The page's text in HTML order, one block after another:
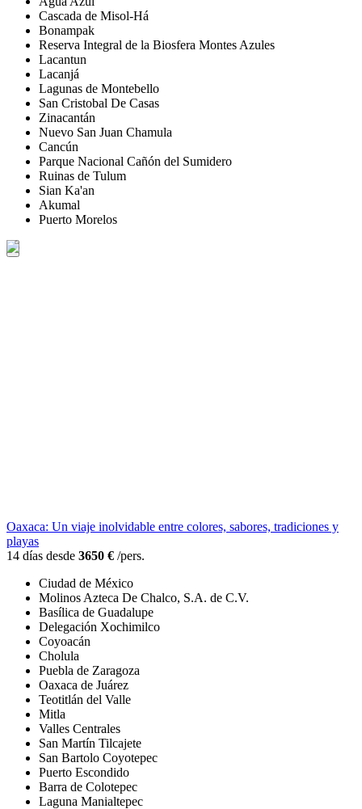
Cascada de Misol-Há
Bonampak
Reserva Integral de la Biosfera Montes Azules
Lacantun
Lacanjá
Lagunas de Montebello
San Cristobal De Casas
Zinacantán
Nuevo San Juan Chamula
Cancún
Parque Nacional Cañón del Sumidero
Ruinas de Tulum
Sian Ka'an
Akumal
Puerto Morelos
Oaxaca: Un viaje inolvidable entre colores, sabores, tradiciones y
playas
14 días desde 3650 € /pers.
Ciudad de México
Molinos Azteca De Chalco, S.A. de C.V.
Basílica de Guadalupe
Delegación Xochimilco
Coyoacán
Cholula
Puebla de Zaragoza
Oaxaca de Juárez
Teotitlán del Valle
Mitla
Valles Centrales
San Martín Tilcajete
San Bartolo Coyotepec
Puerto Escondido
Barra de Colotepec
Laguna Manialtepec